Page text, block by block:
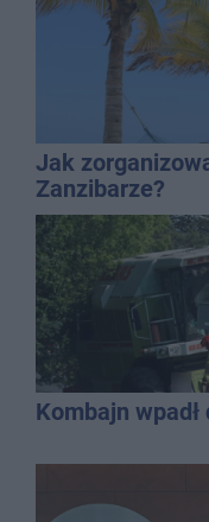
Jak
Zanzibarze?
Kombajn